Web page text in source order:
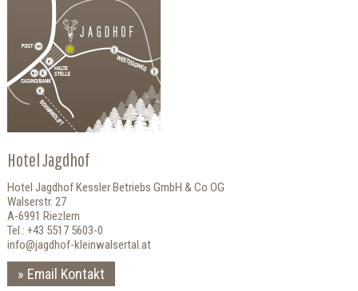
Hotel Jagdhof
Hotel Jagdhof Kessler Betriebs GmbH & Co OG
Walserstr. 27
A-6991 Riezlern
Tel.: +43 5517 5603-0
info@jagdhof-kleinwalsertal.at
Email Kontakt